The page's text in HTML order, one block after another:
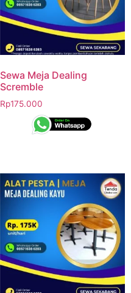
Sewa Meja Dealing
Scremble
Rp175.000